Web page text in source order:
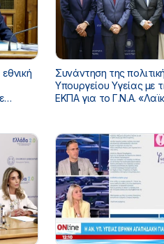
Συνάντηση της
Υπουργείου Υγείας με
ΕΚΠΑ για το Γ.Ν.Α.